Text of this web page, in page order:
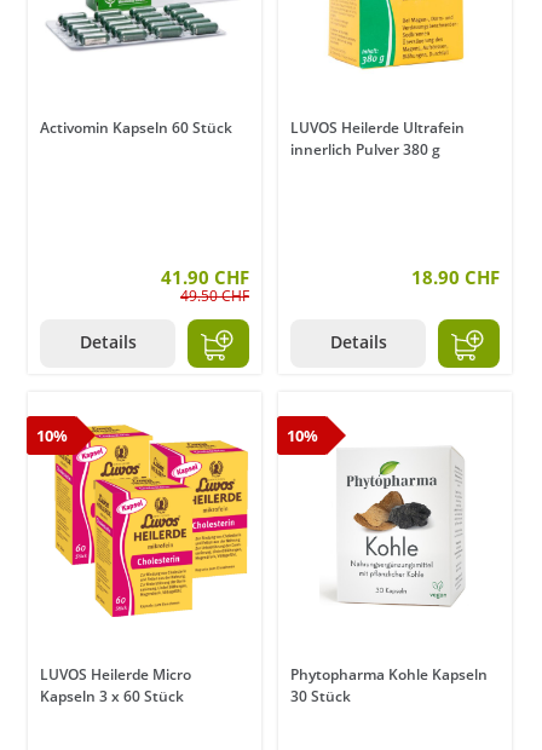
Activomin Kapseln 60 Stück
41.90 CHF
49.50 CHF
Details
LUVOS Heilerde Ultrafein
innerlich Pulver 380 g
18.90 CHF
Details
10%
LUVOS Heilerde Micro
Kapseln 3 x 60 Stück
10%
Phytopharma Kohle Kapseln
30 Stück